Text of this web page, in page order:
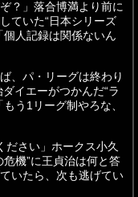
？」落合博満より前に
ていた“日本シリーズ
人記録は関係ないん
、パ・リーグは終わり
イエーがつかんだ“ラ
う1リーグ制やろな、
ださい」ホークス小久
機”に王貞治は何と答
いたら、次も逃げてい